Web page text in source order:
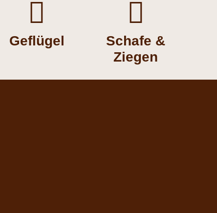

Geflügel

Schafe &
Ziegen